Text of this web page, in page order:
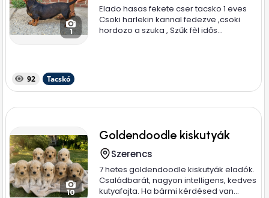
1
Elado hasas fekete cser tacsko 1 eves
Csoki harlekin kannal fedezve ,csoki
hordozo a szuka , Szűk fèl idős...
92 Tacskó
10
Goldendoodle kiskutyák
Szerencs
7 hetes goldendoodle kiskutyák eladók.
Családbarát, nagyon intelligens, kedves
kutyafajta. Ha bármi kérdésed van...